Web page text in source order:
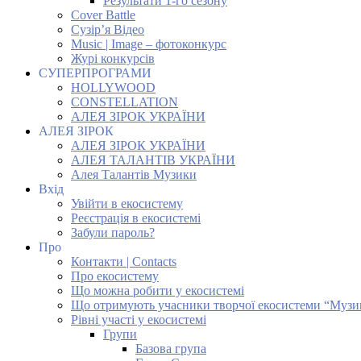
Cover Battle
Сузір’я Відео
Music | Image – фотоконкурс
Журі конкурсів
СУПЕРПРОГРАМИ
HOLLYWOOD
CONSTELLATION
АЛЕЯ ЗІРОК УКРАЇНИ
АЛЕЯ ЗІРОК
АЛЕЯ ЗІРОК УКРАЇНИ
АЛЕЯ ТАЛАНТІВ УКРАЇНИ
Алея Талантів Музики
Вхід
Увійти в екосистему
Реєстрація в екосистемі
Забули пароль?
Про
Контакти | Contacts
Про екосистему
Що можна робити у екосистемі
Що отримують учасники творчої екосистеми
Рівні участі у екосистемі
Групи
Базова група